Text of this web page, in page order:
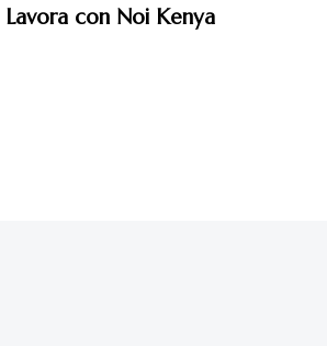
Lavora con Noi Kenya